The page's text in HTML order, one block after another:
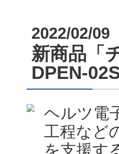
2022/02/09
新商品「
DPEN-
ヘルツ電
工程など
を支援す